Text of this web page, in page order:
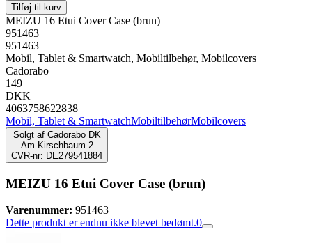
Tilføj til kurv
MEIZU 16 Etui Cover Case (brun)
951463
951463
Mobil, Tablet & Smartwatch, Mobiltilbehør, Mobilcovers
Cadorabo
149
DKK
4063758622838
Mobil, Tablet & SmartwatchMobiltilbehørMobilcovers
Solgt af Cadorabo DK
Am Kirschbaum 2
CVR-nr: DE279541884
MEIZU 16 Etui Cover Case (brun)
Varenummer: 951463
Dette produkt er endnu ikke blevet bedømt.0